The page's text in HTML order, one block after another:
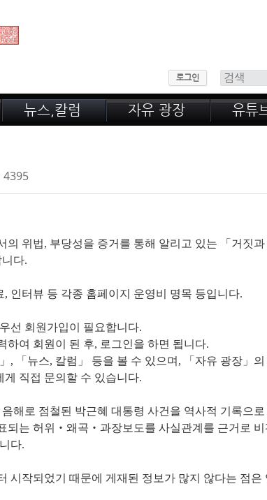
로그인
뉴스,칼럼
공지,새소식
자유 광장
회원 게시판
유튜
4395
의 위법, 부당성을 증거를 통해 알리고 있는 「거짓
다.
인터뷰 등 각종 홈페이지 운영비 명목 등입니다.
선 회원가입이 필요합니다.
하여 회원이 된 후, 로그인을 하면 됩니다.
, 「뉴스, 칼럼」 등을 볼 수 있으며, 「자유 광장」
직접 문의할 수 있습니다.
해로 점철된 박근혜 대통령 사건을 역사적 기록으
되는 허위‧왜곡‧과장보도를 사실관계를 근거로
다.
시작되었기 때문에 게재된 정보가 많지 않다는 점은